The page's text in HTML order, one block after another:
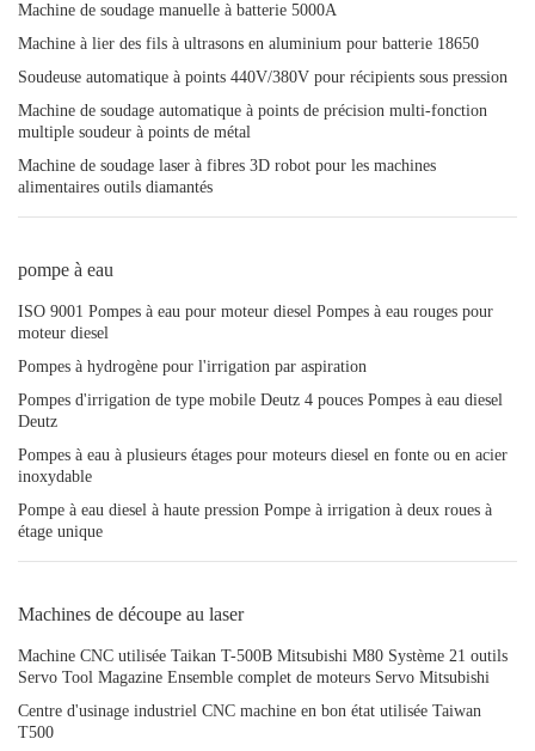
Machine de soudage manuelle à batterie 5000A
Machine à lier des fils à ultrasons en aluminium pour batterie 18650
Soudeuse automatique à points 440V/380V pour récipients sous pression
Machine de soudage automatique à points de précision multi-fonction
multiple soudeur à points de métal
Machine de soudage laser à fibres 3D robot pour les machines
alimentaires outils diamantés
pompe à eau
ISO 9001 Pompes à eau pour moteur diesel Pompes à eau rouges pour
moteur diesel
Pompes à hydrogène pour l'irrigation par aspiration
Pompes d'irrigation de type mobile Deutz 4 pouces Pompes à eau diesel
Deutz
Pompes à eau à plusieurs étages pour moteurs diesel en fonte ou en acier
inoxydable
Pompe à eau diesel à haute pression Pompe à irrigation à deux roues à
étage unique
Machines de découpe au laser
Machine CNC utilisée Taikan T-500B Mitsubishi M80 Système 21 outils
Servo Tool Magazine Ensemble complet de moteurs Servo Mitsubishi
Centre d'usinage industriel CNC machine en bon état utilisée Taiwan
T500